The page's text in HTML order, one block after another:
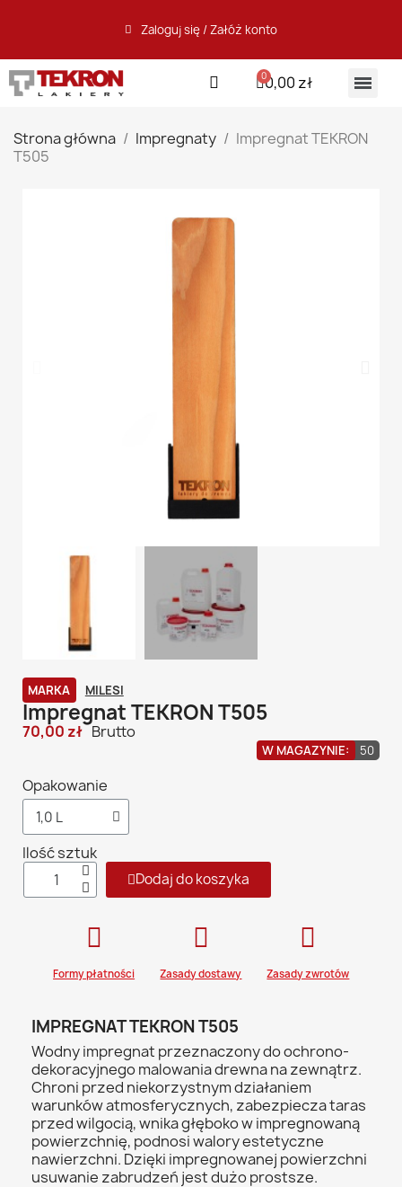
Zaloguj się / Załóż konto
0,00 zł
Strona główna Impregnaty
Impregnat TEKRON
T505
MARKA MILESI
Impregnat TEKRON T505
70,00 zł Brutto
W MAGAZYNIE: 50
Opakowanie
Ilość sztuk
Dodaj do koszyka
Formy płatności Zasady dostawy Zasady zwrotów
IMPREGNAT TEKRON T505
Wodny impregnat przeznaczony do ochrono-
dekoracyjnego malowania drewna na zewnątrz.
Chroni przed niekorzystnym działaniem
warunków atmosferycznych, zabezpiecza taras
przed wilgocią, wnika głęboko w impregnowaną
powierzchnię, podnosi walory estetyczne
nawierzchni. Dzięki impregnowanej powierzchni
usuwanie zabrudzeń jest dużo prostsze.